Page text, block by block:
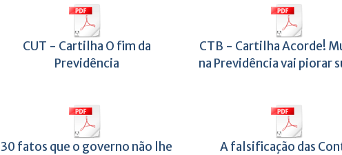
CUT - Cartilha O fim da
Previdência
CTB - Cartilha Acorde!
na Previdência vai piorar
30 fatos que o governo não lhe
A falsificação das